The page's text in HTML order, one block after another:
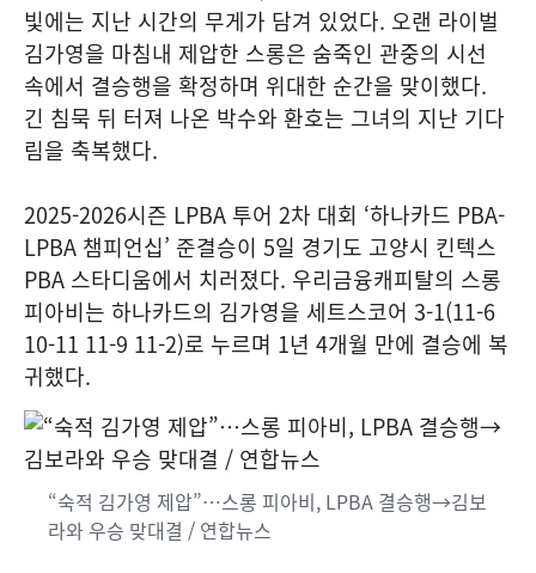
빛에는 지난 시간의 무게가 담겨 있었다. 오랜 라이벌
김가영을 마침내 제압한 스롱은 숨죽인 관중의 시선
속에서 결승행을 확정하며 위대한 순간을 맞이했다.
긴 침묵 뒤 터져 나온 박수와 환호는 그녀의 지난 기다
림을 축복했다.
2025-2026시즌 LPBA 투어 2차 대회 ‘하나카드 PBA-
LPBA 챔피언십’ 준결승이 5일 경기도 고양시 킨텍스
PBA 스타디움에서 치러졌다. 우리금융캐피탈의 스롱
피아비는 하나카드의 김가영을 세트스코어 3-1(11-6
10-11 11-9 11-2)로 누르며 1년 4개월 만에 결승에 복
귀했다.
“숙적 김가영 제압”…스롱 피아비, LPBA 결승행→김보
라와 우승 맞대결 / 연합뉴스